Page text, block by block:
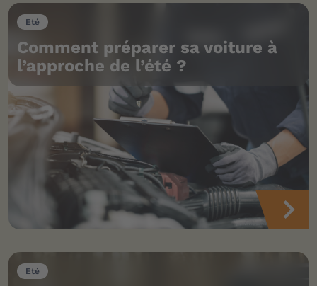
Eté
Comment préparer sa voiture à
l’approche de l’été ?
Eté